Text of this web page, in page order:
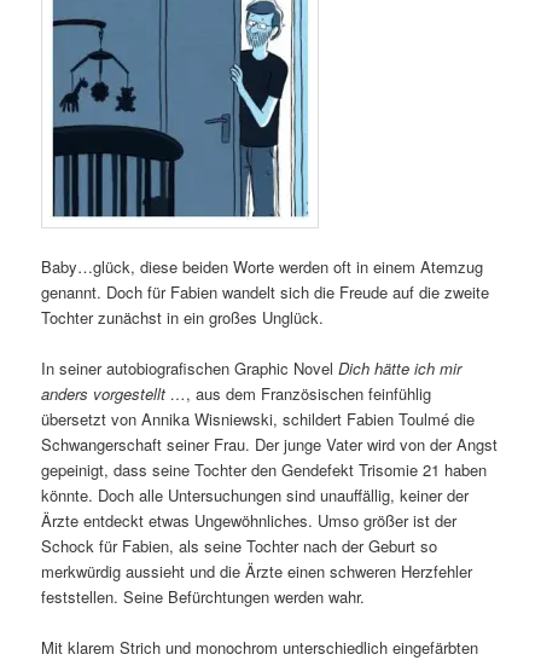
Baby…glück, diese beiden Worte werden oft in einem Atemzug
genannt. Doch für Fabien wandelt sich die Freude auf die zweite
Tochter zunächst in ein großes Unglück.
In seiner autobiografischen Graphic NovelDich hätte ich mir
anders vorgestellt …, aus dem Französischen feinfühlig
übersetzt von Annika Wisniewski, schildert Fabien Toulmé die
Schwangerschaft seiner Frau. Der junge Vater wird von der Angst
gepeinigt, dass seine Tochter den Gendefekt Trisomie 21 haben
könnte. Doch alle Untersuchungen sind unauffällig, keiner der
Ärzte entdeckt etwas Ungewöhnliches. Umso größer ist der
Schock für Fabien, als seine Tochter nach der Geburt so
merkwürdig aussieht und die Ärzte einen schweren Herzfehler
feststellen. Seine Befürchtungen werden wahr.
Mit klarem Strich und monochrom unterschiedlich eingefärbten